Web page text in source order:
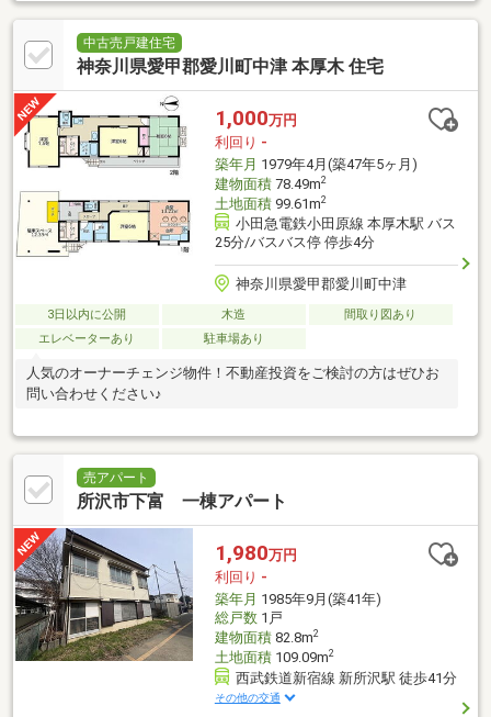
中古売戸建住宅
神奈川県愛甲郡愛川町中津 本厚木 住宅
1,000万円
利回り -
築年月 1979年4月(築47年5ヶ月)
建物面積78.49m2
土地面積99.61m2
小田急電鉄小田原線 本厚木駅 バス
25分/バスバス停 停歩4分
神奈川県愛甲郡愛川町中津
3日以内に公開 木造
間取り図あり
エレベーターあり
駐車場あり
人気のオーナーチェンジ物件！不動産投資をご検討の方はぜひお
問い合わせください♪
売アパート
所沢市下富 一棟アパート
1,980万円
利回り -
築年月 1985年9月(築41年)
総戸数1戸
建物面積82.8m2
土地面積109.09m2
西武鉄道新宿線 新所沢駅 徒歩41分
その他の交通